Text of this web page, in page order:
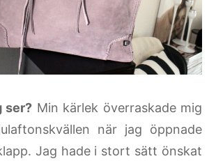
ser? Min kärlek överraskade mig
när jag öppnade
Jag hade i stort sätt önskat